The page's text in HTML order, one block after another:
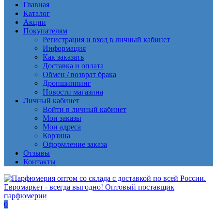
Главная
Каталог
Акции
Покупателям
Регистрация и вход в личный кабинет
Информация
Как заказать
Доставка и оплата
Обмен / возврат брака
Дропшиппинг
Новости магазина
Личный кабинет
Войти в личный кабинет
Мои заказы
Мои адреса
Корзина
Оформление заказа
Отзывы
Контакты
0